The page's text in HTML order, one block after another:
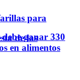
para
de las
ganar 330
en alimentos